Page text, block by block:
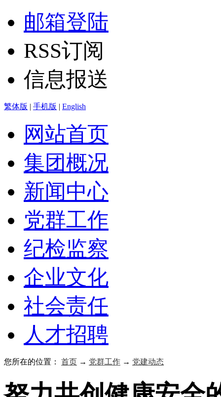
邮箱登陆
RSS订阅
信息报送
繁体版 | 手机版 | English
网站首页
集团概况
新闻中心
党群工作
纪检监察
企业文化
社会责任
人才招聘
您所在的位置： 首页 → 党群工作 → 党建动态